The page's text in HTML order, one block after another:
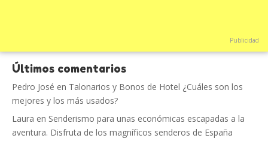
Publicidad
Últimos comentarios
Pedro José en Talonarios y Bonos de Hotel ¿Cuáles son los
mejores y los más usados?
Laura en Senderismo para unas económicas escapadas a la
aventura. Disfruta de los magníficos senderos de España